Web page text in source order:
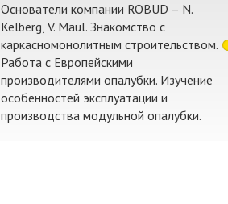
Основатели компании ROBUD – N.
Kelberg, V. Maul. Знакомство с
каркасномонолитным строительством.
Работа с Европейскими
производителями опалубки. Изучение
особенностей эксплуатации и
производства модульной опалубки.